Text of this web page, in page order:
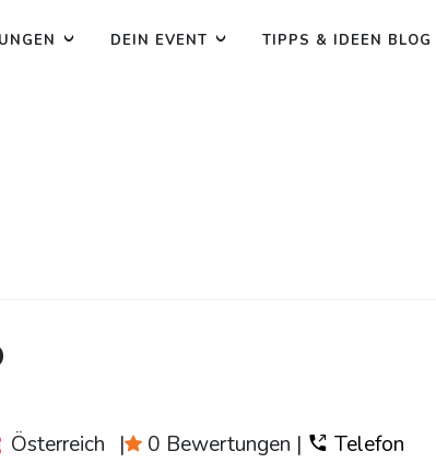
DEIN EVENT TIPPS & IDEEN BLOG
Österreich | 0 Bewertungen | Telefon